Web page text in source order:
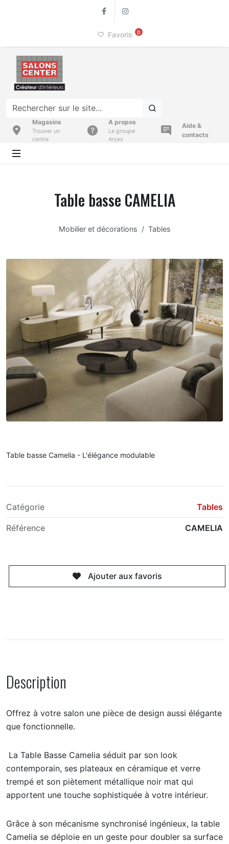
Facebook
Favoris 0
Magasins
Trouver un
centre
A propos
Le groupe
Aryes
Aide &
contacts
Table basse CAMELIA
Mobilier et décorations Tables
Table basse Camelia - L'élégance modulable
Catégorie Tables
Référence CAMELIA
Ajouter aux favoris
Description
Offrez à votre salon une pièce de design aussi élégante
que fonctionnelle.
La Table Basse Camelia séduit par son look
contemporain, ses plateaux en céramique et verre
trempé et son piètement métallique noir mat qui
apportent une touche sophistiquée à votre intérieur.
Grâce à son mécanisme synchronisé ingénieux, la table
Camelia se déploie en un geste pour doubler sa surface